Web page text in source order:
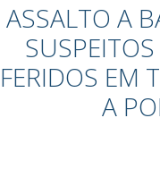
ASSALTO A
FERIDOS EM
A